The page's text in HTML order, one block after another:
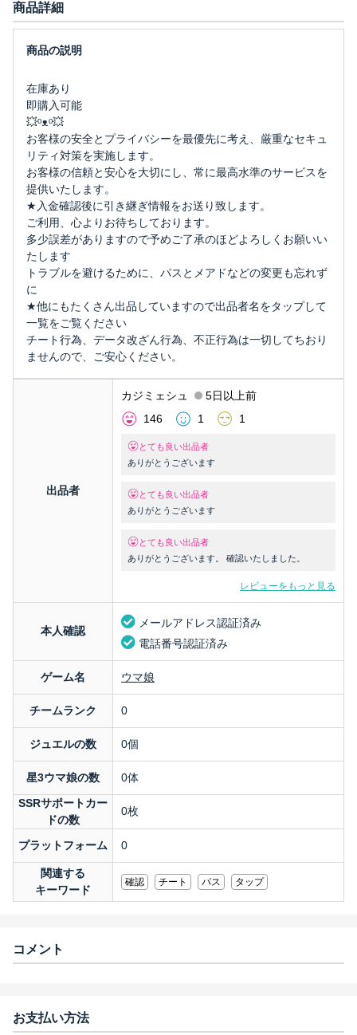
商品詳細
在庫あり
即購入可能
💥ᵒᴥᵒ💥
お客様の安全とプライバシーを最優先に考え、厳重なセキュ
リティ対策を実施します。
お客様の信頼と安心を大切にし、常に最高水準のサービスを
提供いたします。
★入金確認後に引き継ぎ情報をお送り致します。
ご利用、心よりお待ちしております。
多少誤差がありますので予めご了承のほどよろしくお願いい
たします
トラブルを避けるために、パスとメアドなどの変更も忘れず
に
★他にもたくさん出品していますので出品者名をタップして
一覧をご覧ください
チート行為、データ改ざん行為、不正行為は一切してちおり
ませんので、ご安心ください。
出品者
カジミェシュ
5日以上前
146
1 1
とても良い出品者
ありがとうございます
とても良い出品者
ありがとうございます
とても良い出品者
ありがとうございます。 確認いたしました。
レビューをもっと見る
本人確認
メールアドレス認証済み
電話番号認証済み
ゲーム名 ウマ娘
チームランク 0
ジュエルの数 0個
星3ウマ娘の数
0体
SSRサポートカー
ドの数
0枚
プラットフォーム 0
関連する
キーワード
確認 チート パス タップ
コメント
お支払い方法